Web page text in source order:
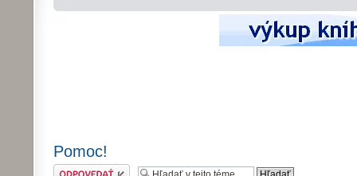
Pomoc!
Odoslať odpoveď